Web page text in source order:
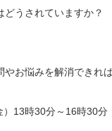
どうされていますか
お悩みを解消できれ
13時30分～16時30分